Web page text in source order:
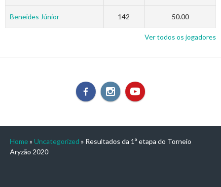
Beneides Júnior 142 50.00
Ver todos os jogadores
Home » Uncategorized » Resultados da 1ª etapa do Torneio
Aryzão 2020